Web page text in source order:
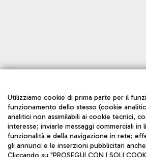
Utilizziamo cookie di prima parte per il
funzionamento dello stesso (cookie
analitici non assimilabili ai cookie tecnici,
interesse; inviarle messaggi commerciali
funzionalità e della navigazione in rete;
gli annunci e le inserzioni pubblicitari
Cliccando su "PROSEGUI CON I SOLI